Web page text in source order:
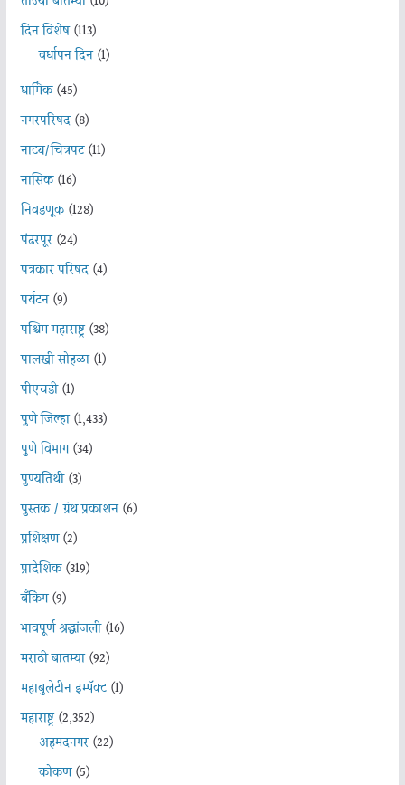
दिन विशेष(113)
वर्धापन दिन(1)
धार्मिक(45)
नगरपरिषद(8)
नाट्य/चित्रपट(11)
नासिक(16)
निवडणूक(128)
पंढरपूर(24)
पत्रकार परिषद(4)
पर्यटन(9)
पश्चिम महाराष्ट्र(38)
पालखी सोहळा(1)
पीएचडी(1)
पुणे जिल्हा(1,433)
पुणे विभाग(34)
पुण्यतिथी(3)
पुस्तक / ग्रंथ प्रकाशन(6)
प्रशिक्षण(2)
प्रादेशिक(319)
बँकिंग(9)
भावपूर्ण श्रद्धांजली(16)
मराठी बातम्या(92)
महाबुलेटीन इम्पॅक्ट(1)
महाराष्ट्र(2,352)
अहमदनगर(22)
कोकण(5)